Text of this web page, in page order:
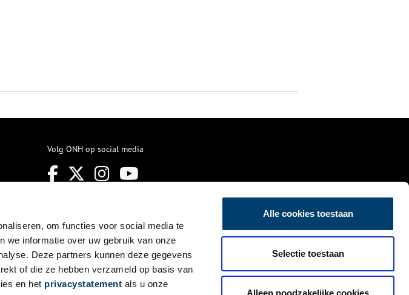
om functies voor social media te
we informatie over uw gebruik van onze
Deze partners kunnen deze gegevens
of die ze hebben verzameld op basis van
en het privacystatement als u onze
Alle cookies toestaan
Selectie toestaan
Alleen noodzakelijke cookies
Volg ONH op social media